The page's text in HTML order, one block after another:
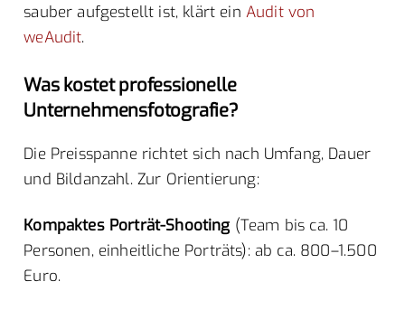
sauber aufgestellt ist, klärt ein Audit von
weAudit.
Was kostet professionelle
Unternehmensfotografie?
Die Preisspanne richtet sich nach Umfang, Dauer
und Bildanzahl. Zur Orientierung:
Kompaktes Porträt-Shooting (Team bis ca. 10
Personen, einheitliche Porträts): ab ca. 800–1.500
Euro.